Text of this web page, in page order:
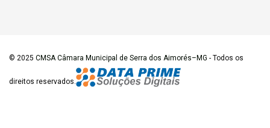
© 2025 CMSA Câmara Municipal de Serra dos Aimorés–MG - Todos os
direitos reservados.